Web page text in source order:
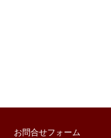
お問合せフォーム